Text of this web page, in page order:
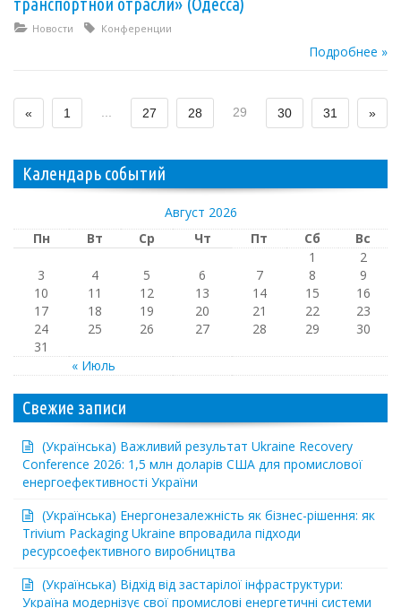
Новости Конференции
Подробнее »
« 1 27 28 29 30 31 »
Календарь событий
Август 2026
Пн
Вт Ср Чт Пт Сб Вс
« Июль
1
2
3
4 5 6 7 8
9
10
11 12 13 14 15
16
17
18 19 20 21 22
23
24
25 26 27 28 29
30
31
Свежие записи
(Українська) Важливий результат Ukraine Recovery
Conference 2026: 1,5 млн доларів США для промислової
енергоефективності України
(Українська) Енергонезалежність як бізнес-рішення: як
Trivium Packaging Ukraine впровадила підходи
ресурсоефективного виробництва
(Українська) Відхід від застарілої інфраструктури:
Україна модернізує свої промислові енергетичні системи